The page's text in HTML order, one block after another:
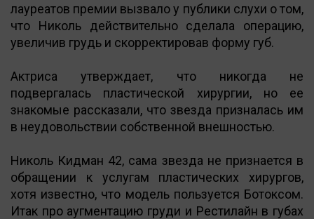
лауреатов премии вызвало у публики слухи о том,
что Николь действительно сделала операцию,
увеличив грудь и скорректировав форму губ.
Актриса утверждает, что никогда не
подвергалась пластической хирургии, но ее
знакомые рассказали, что звезда призналась им
в неудовольствии собственной внешностью.
Николь Кидман 42, сама звезда не признается в
обращении к услугам пластических хирургов,
хотя известно, что модель пользуется Ботоксом.
Итак про аугментацию груди и Рестилайн в губах